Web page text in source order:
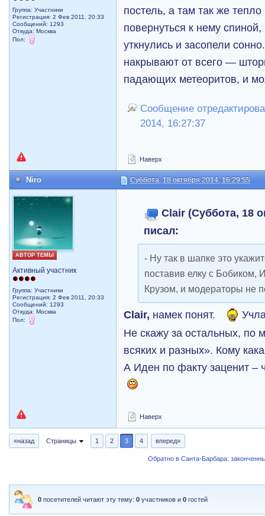
Группа: Участники
Регистрация: 2 Фев 2011, 20:33
Сообщений: 1293
Откуда: Москва
Пол:
постель, а там так же
повернуться к нему
уткнулись и засопели
накрывают от всего —
падающих метеоритов, и
Сообщение
2014, 16:27:37
Наверх
Niro Суббота, 18 октября 2014, 16:29:55
АВТОР ТЕМЫ
Активный участник
Группа: Участники
Регистрация: 2 Фев 2011, 20:33
Сообщений: 1293
Откуда: Москва
Пол:
Clair (Суббота, 18
писал:
- Ну так в шапке это
поставив елку с Бобиком,
Крузом, и модераторы не
Clair, намек понят.
Не скажу за остальных, по
всяких и разных». Кому
А Иден по факту заценит –
Наверх
«назад Страницы 1 2 3 4 вперед»
Обратно в Санта-Барбара:
0 посетителей читают эту тему:0 участников и0 гостей